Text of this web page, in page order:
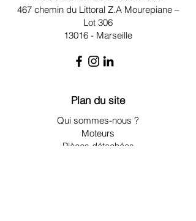
467 chemin du Littoral Z.AMourepiane –
Lot 306
13016 - Marseille
Plan du site
Qui sommes-nous ?
Moteurs
Pièces détachées